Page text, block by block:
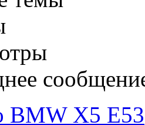
BMW X5 E53